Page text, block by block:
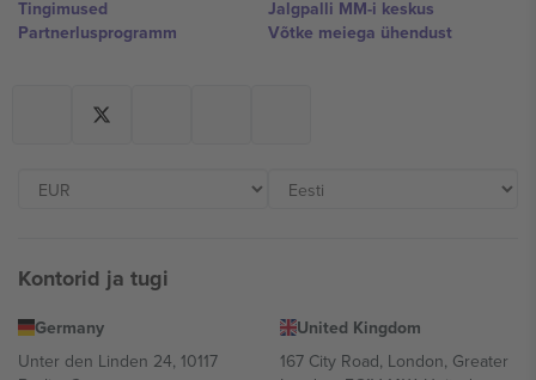
Tingimused
Partnerlusprogramm
Jalgpalli MM-i keskus
Võtke meiega ühendust
Kontorid ja tugi
Germany
Unter den Linden 24, 10117
United Kingdom
167 City Road, London, Greater